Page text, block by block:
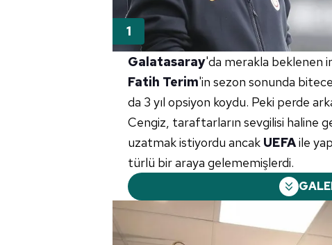
Galatasaray'da merakla beklenen
Fatih Terim'in sezon sonunda
da 3 yıl opsiyon koydu. Peki perde
Cengiz, taraftarların sevgilisi haline
uzatmak istiyordu ancak UEFAile
türlü bir araya gelememişlerdi.